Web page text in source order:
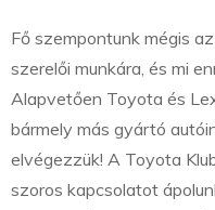
Fő szempontunk mégis
szerelői munkára, és mi
Alapvetően Toyota és
bármely más gyártó
elvégezzük! A Toyota
szoros kapcsolatot